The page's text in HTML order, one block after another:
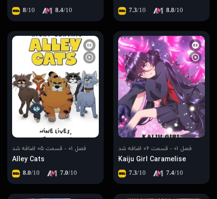
7.3/10 8.8/10
8/10 8.4/10
فصل ۰۱ - قسمت ۰۶ اضافه شد
Kaiju Girl Caramelise
7.3/10 7.4/10
فصل ۰۱ - قسمت ۰۵ اضافه شد
Alley Cats
8.0/10 7.0/10